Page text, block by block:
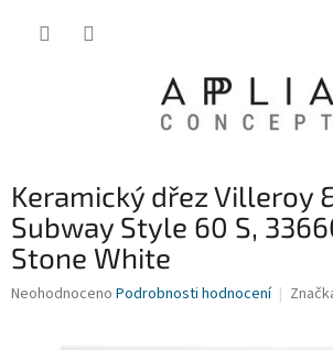
Keramický dřez Villeroy
Subway Style 60 S,
Stone White
Průměrné
Neohodnoceno Podrobnosti hodnocení